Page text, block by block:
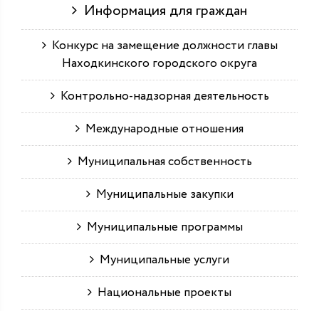
Информация для граждан
Конкурс на замещение должности главы
Находкинского городского округа
Контрольно-надзорная деятельность
Международные отношения
Муниципальная собственность
Муниципальные закупки
Муниципальные программы
Муниципальные услуги
Национальные проекты